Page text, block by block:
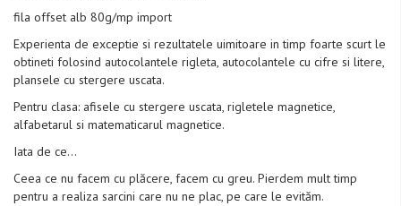
fila offset alb 80g/mp import
Experienta de exceptie si rezultatele uimitoare in timp foarte scurt le
obtineti folosind autocolantele rigleta, autocolantele cu cifre si litere,
plansele cu stergere uscata.
Pentru clasa: afisele cu stergere uscata, rigletele magnetice,
alfabetarul si matematicarul magnetice.
Iata de ce…
Ceea ce nu facem cu plăcere, facem cu greu. Pierdem mult timp
pentru a realiza sarcini care nu ne plac, pe care le evităm.